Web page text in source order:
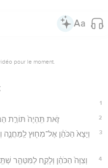
pour le moment.
1
2 זֹ֤את תִּֽהְיֶה֙ תּוֹרַ֣ת
3
וְיָצָא֙ הַכֹּהֵ֔ן אֶל־מִח֖וּץ
4 וְצִוָּה֙ הַכֹּהֵ֔ן וְלָקַ֧ח לַמִּטַּהֵ֛ר